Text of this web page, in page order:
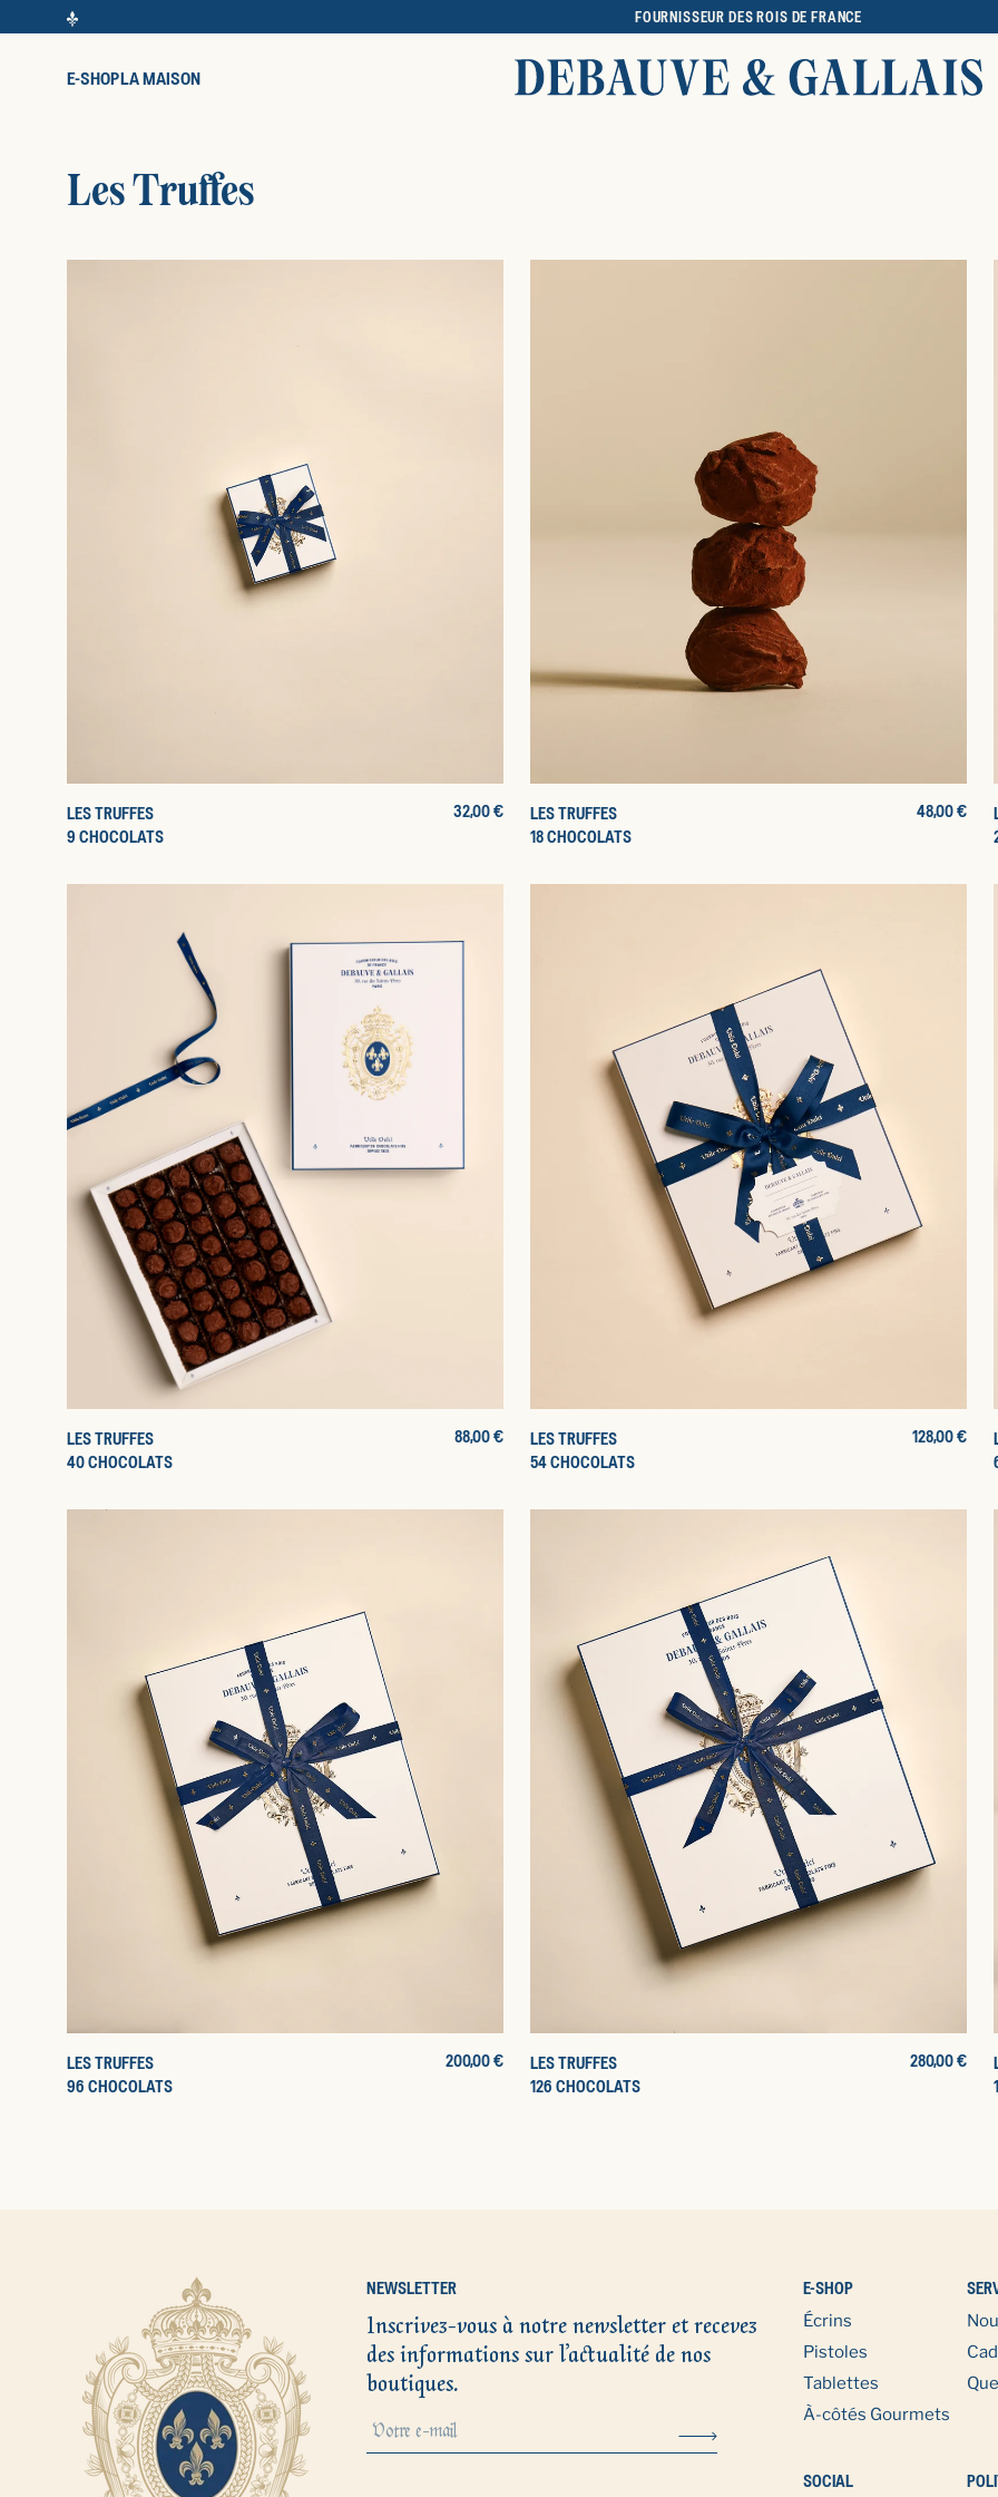
FOURNISSEUR DES ROIS DE FRANCE
E-SHOPLA MAISON
Les Truffes
LES TRUFFES
9 CHOCOLATS
PRIX
32,00 €
LES TRUFFES
18 CHOCOLATS
PRIX
48,00 €
LES TRUFFES
40 CHOCOLATS
PRIX
88,00 €
LES TRUFFES
54 CHOCOLATS
PRIX
128,00 €
LES TRUFFES
96 CHOCOLATS
PRIX
200,00 €
LES TRUFFES
126 CHOCOLATS
PRIX
280,00 €
NEWSLETTER
Inscrivez-vous à notre newsletter et recevez
des informations sur l’actualité de nos
boutiques.
E-SHOP
Écrins
Pistoles
Tablettes
À-côtés Gourmets
SOCIAL